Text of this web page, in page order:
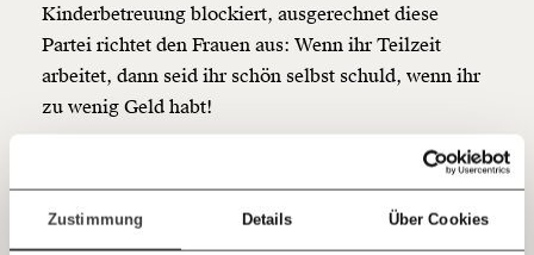
Zustimmung Details Über Cookies
Hier unsere IBAN: AT34 4300 0498 0007 6017
Kontoinhaber: Momentum Institut - Verein für
sozialen Fortschritt
Deine Spende absetzen:
Jetzt
teilen.
Kinderbetreuung blockiert, ausgerechnet diese
Partei richtet den Frauen aus: Wenn ihr Teilzeit
arbeitet, dann seid ihr schön selbst schuld, wenn ihr
zu wenig Geld habt!
Mittlerweile hat die ÖVP einen neuen Schmäh
gefunden eine neue Verpackung für das Ganze. Ganz
schlau: Bestrafen wir doch nicht die Teilzeit,
sondern belohnen wir alle, die viel arbeiten! Was –